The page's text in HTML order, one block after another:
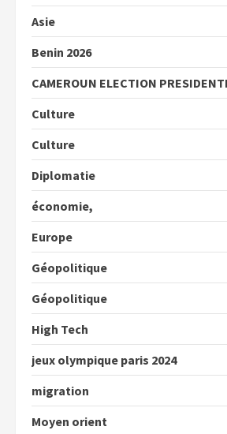
Asie
Benin 2026
CAMEROUN ELECTION
Culture
Culture
Diplomatie
économie,
Europe
Géopolitique
Géopolitique
High Tech
jeux olympique paris 2024
migration
Moyen orient